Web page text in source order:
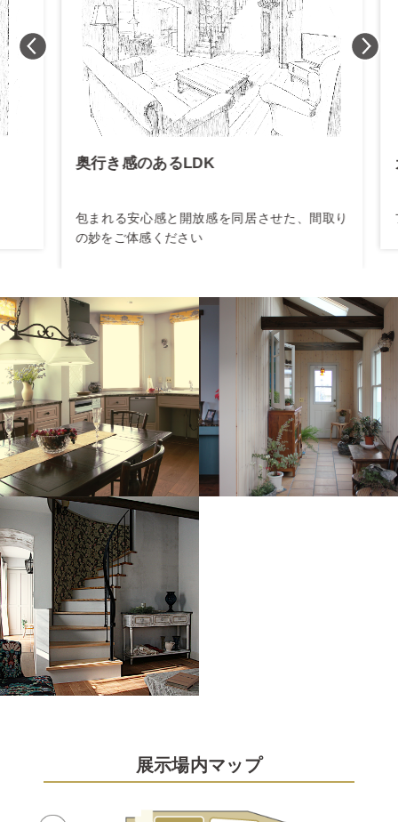
奥行き感のあるLDK
包まれる安心感と開放感を同居させた、間取り
の妙をご体感ください
展示場内マップ